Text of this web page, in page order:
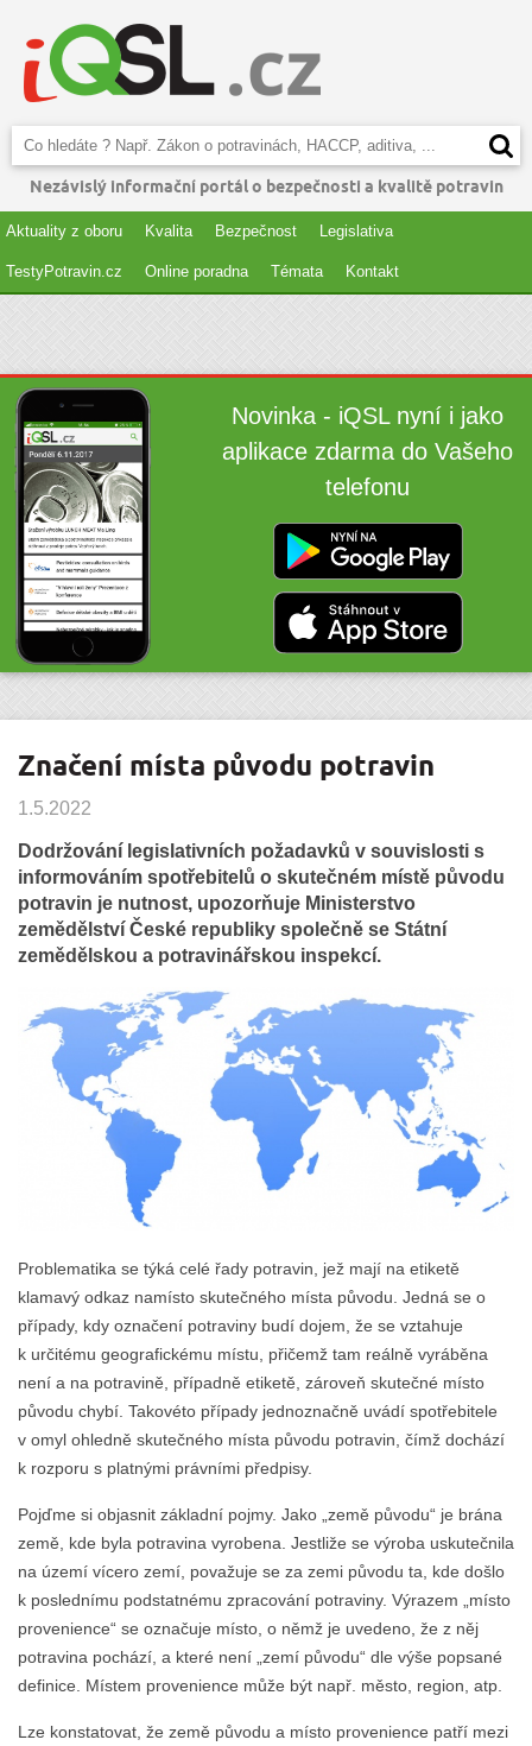
Nezávislý informační portál o bezpečnosti a kvalitě potravin
Aktuality z oboru Kvalita Bezpečnost Legislativa
TestyPotravin.cz Online poradna Témata Kontakt
Novinka - iQSL nyní i jako
aplikace zdarma do Vašeho
telefonu
Značení místa původu potravin
1.5.2022
Dodržování legislativních požadavků v souvislosti s
informováním spotřebitelů o skutečném místě původu
potravin je nutnost, upozorňuje Ministerstvo
zemědělství České republiky společně se Státní
zemědělskou a potravinářskou inspekcí.
Problematika se týká celé řady potravin, jež mají na etiketě
klamavý odkaz namísto skutečného místa původu. Jedná se o
případy, kdy označení potraviny budí dojem, že se vztahuje
k určitému geografickému místu, přičemž tam reálně vyráběna
není a na potravině, případně etiketě, zároveň skutečné místo
původu chybí. Takovéto případy jednoznačně uvádí spotřebitele
v omyl ohledně skutečného místa původu potravin, čímž dochází
k rozporu s platnými právními předpisy.
Pojďme si objasnit základní pojmy. Jako „země původu“ je brána
země, kde byla potravina vyrobena. Jestliže se výroba uskutečnila
na území vícero zemí, považuje se za zemi původu ta, kde došlo
k poslednímu podstatnému zpracování potraviny. Výrazem „místo
provenience“ se označuje místo, o němž je uvedeno, že z něj
potravina pochází, a které není „zemí původu“ dle výše popsané
definice. Místem provenience může být např. město, region, atp.
Lze konstatovat, že země původu a místo provenience patří mezi